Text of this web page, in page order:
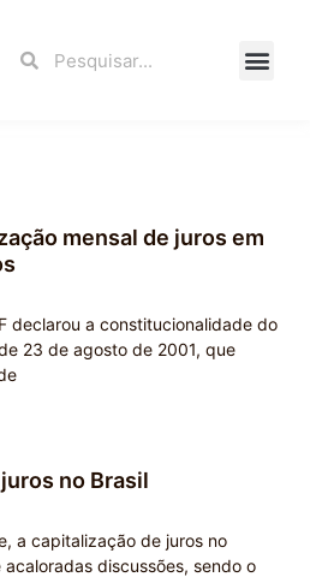
Search
mensal de juros em
declarou a constitucionalidade do
23 de agosto de 2001, que
no Brasil
a capitalização de juros no
discussões, sendo o